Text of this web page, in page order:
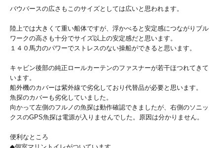
バウバースの広さもこのサイズとしては広いと思われます。
陸上では大きくて重い船体ですが、浮かべると安定感につながりブル
ワークの高さも十分でサイズ以上の安定感だと思います。
１４０馬力のパワーでストレスのない操船ができると思います。
キャビン後部の純正ロールカーテンのファスナーが若干ほつれてきて
います。
船外機のカバーは紫外線で劣化しており代替品が必要と思います。
魚探のカバーも劣化していました。
向かって左側のフルノの魚探は動作確認できましたが、右側のソニッ
クスのGPS魚探は電源が入りませんでした。原因は分かりません。
便利なところ